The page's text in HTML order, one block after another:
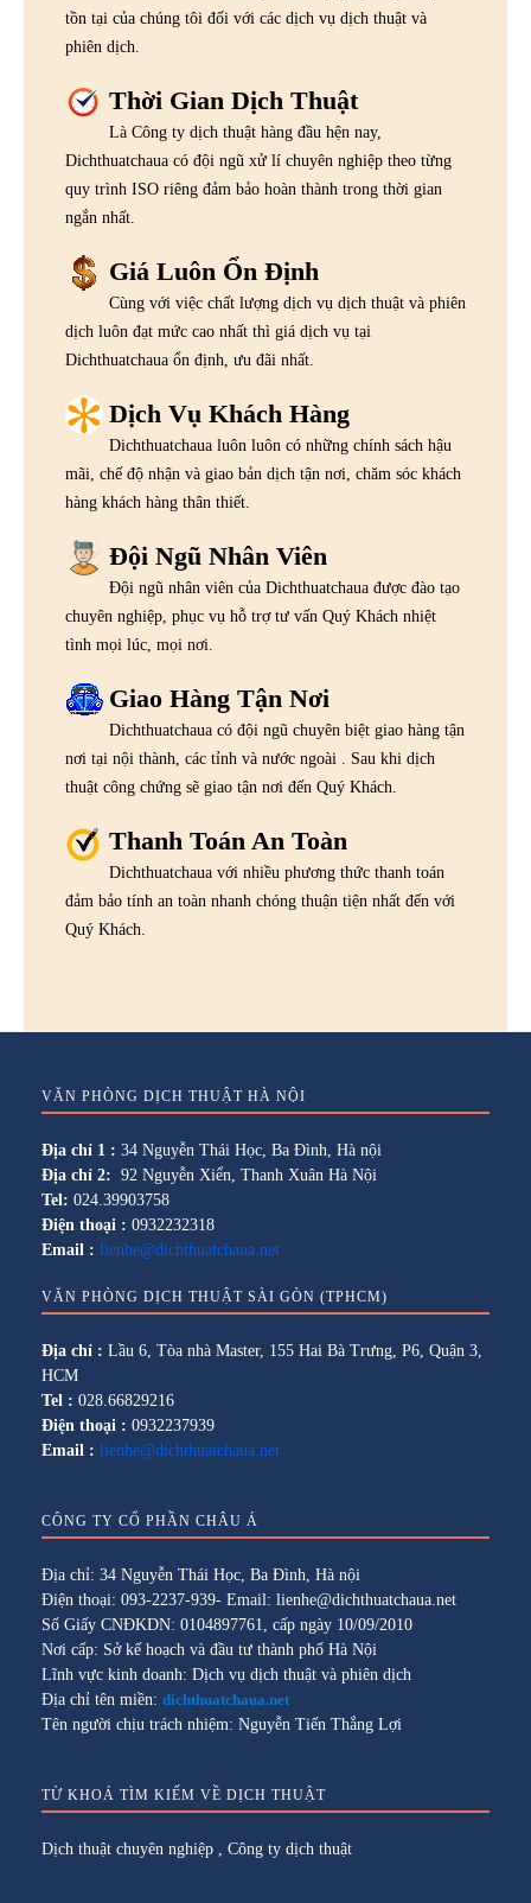
tồn tại của chúng tôi đối với các dịch vụ dịch thuật và
phiên dịch.
Thời Gian Dịch Thuật
Là Công ty dịch thuật hàng đầu hện nay,
Dichthuatchaua có đội ngũ xử lí chuyên nghiệp theo từng
quy trình ISO riêng đảm bảo hoàn thành trong thời gian
ngắn nhất.
Giá Luôn Ổn Định
Cùng với việc chất lượng dịch vụ dịch thuật và phiên
dịch luôn đạt mức cao nhất thì giá dịch vụ tại
Dichthuatchaua ổn định, ưu đãi nhất.
Dịch Vụ Khách Hàng
Dichthuatchaua luôn luôn có những chính sách hậu
mãi, chế độ nhận và giao bản dịch tận nơi, chăm sóc khách
hàng khách hàng thân thiết.
Đội Ngũ Nhân Viên
Đội ngũ nhân viên của Dichthuatchaua được đào tạo
chuyên nghiệp, phục vụ hỗ trợ tư vấn Quý Khách nhiệt
tình mọi lúc, mọi nơi.
Giao Hàng Tận Nơi
Dichthuatchaua có đội ngũ chuyên biệt giao hàng tận
nơi tại nội thành, các tỉnh và nước ngoài . Sau khi dịch
thuật công chứng sẽ giao tận nơi đến Quý Khách.
Thanh Toán An Toàn
Dichthuatchaua với nhiều phương thức thanh toán
đảm bảo tính an toàn nhanh chóng thuận tiện nhất đến với
Quý Khách.
VĂN PHÒNG DỊCH THUẬT HÀ NỘI
Địa chỉ 1 : 34 Nguyễn Thái Học, Ba Đình, Hà nội
Địa chỉ 2: 92 Nguyễn Xiển, Thanh Xuân Hà Nội
Tel: 024.39903758
Điện thoại : 0932232318
Email : lienhe@dichthuatchaua.net
VĂN PHÒNG DỊCH THUẬT SÀI GÒN (TPHCM)
Địa chỉ : Lầu 6, Tòa nhà Master, 155 Hai Bà Trưng, P6, Quận 3,
HCM
Tel : 028.66829216
Điện thoại : 0932237939
Email : lienhe@dichthuatchaua.net
CÔNG TY CỔ PHẦN CHÂU Á
Địa chỉ: 34 Nguyễn Thái Học, Ba Đình, Hà nội
Điện thoại: 093-2237-939- Email: lienhe@dichthuatchaua.net
Số Giấy CNĐKDN: 0104897761, cấp ngày 10/09/2010
Nơi cấp: Sở kế hoạch và đầu tư thành phố Hà Nội
Lĩnh vực kinh doanh: Dịch vụ dịch thuật và phiên dịch
Địa chỉ tên miền: dichthuatchaua.net
Tên người chịu trách nhiệm: Nguyễn Tiến Thắng Lợi
TỪ KHOÁ TÌM KIẾM VỀ DỊCH THUẬT
Dịch thuật chuyên nghiệp Công ty dịch thuật